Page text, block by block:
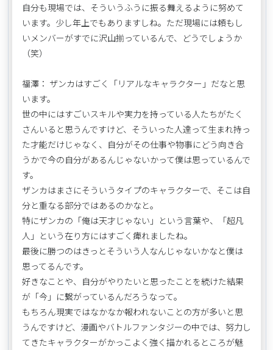
自分も現場では、そういうふうに振る舞えるように努めて
います。少し年上でもありますしね。ただ現場には頼もし
いメンバーがすでに沢山揃っているんで、どうでしょうか
（笑）
福澤： ザンカはすごく「リアルなキャラクター」だなと思
います。
世の中にはすごいスキルや実力を持っている人たちがたく
さんいると思うんですけど、そういった人達って生まれ持っ
た才能だけじゃなく、自分がその仕事や物事にどう向き合
うかで今の自分があるんじゃないかって僕は思っているんで
す。
ザンカはまさにそういうタイプのキャラクターで、そこは自
分と重なる部分ではあるのかなと。
特にザンカの「俺は天才じゃない」という言葉や、「超凡
人」という在り方にはすごく痺れましたね。
最後に勝つのはきっとそういう人なんじゃないかなと僕は
思ってるんです。
好きなことや、自分がやりたいと思ったことを続けた結果
が「今」に繋がっているんだろうなって。
もちろん現実ではなかなか報われないことの方が多いと思
うんですけど、漫画やバトルファンタジーの中では、努力し
てきたキャラクターがかっこよく強く描かれるところが魅